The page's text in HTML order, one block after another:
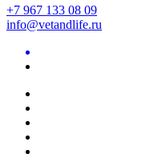
+7 967 133 08 09
info@vetandlife.ru